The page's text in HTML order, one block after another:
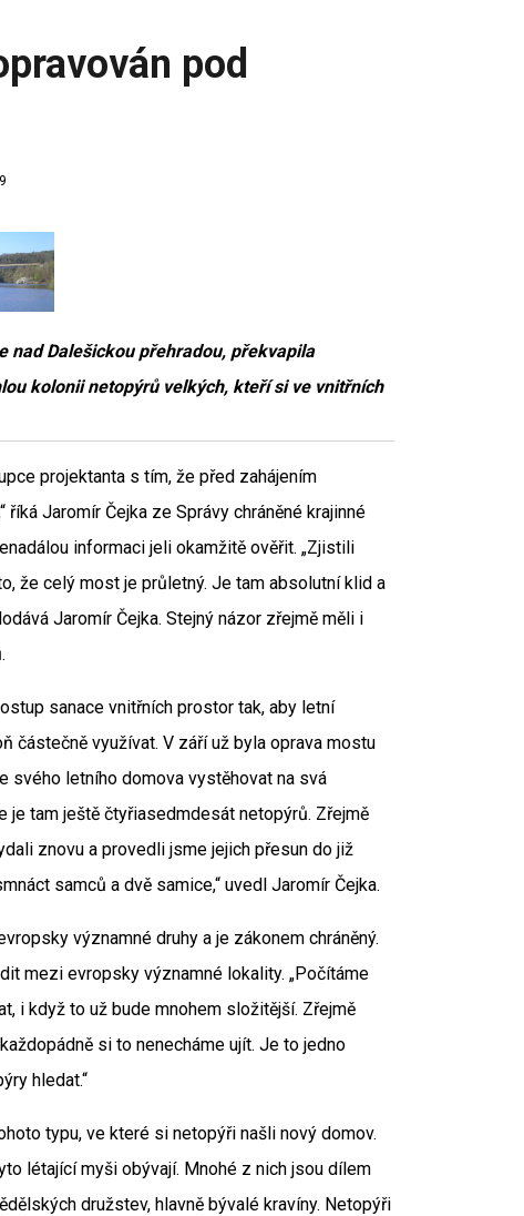
pod
nad Dalešickou přehradou, překvapila
kolonii netopýrů velkých, kteří si ve vnitřních
projektanta s tím, že před zahájením
Jaromír Čejka ze Správy chráněné krajinné
informaci jeli okamžitě ověřit. „Zjistili
že celý most je průletný. Je tam absolutní klid a
Jaromír Čejka. Stejný názor zřejmě měli i
sanace vnitřních prostor tak, aby letní
částečně využívat. V září už byla oprava mostu
svého letního domova vystěhovat na svá
tam ještě čtyřiasedmdesát netopýrů. Zřejmě
znovu a provedli jsme jejich přesun do již
samců a dvě samice,“ uvedl Jaromír Čejka.
významné druhy a je zákonem chráněný.
mezi evropsky významné lokality. „Počítáme
i když to už bude mnohem složitější. Zřejmě
si to nenecháme ujít. Je to jedno
hledat.“
typu, ve které si netopýři našli nový domov.
létající myši obývají. Mnohé z nich jsou dílem
družstev, hlavně bývalé kravíny. Netopýři